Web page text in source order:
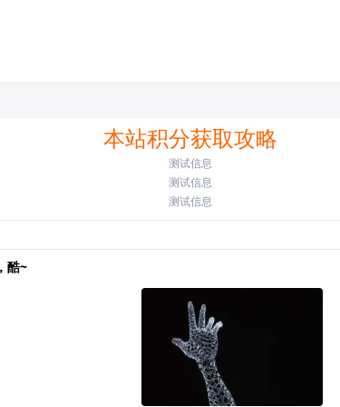
本站积分获取攻略
测试信息
测试信息
测试信息
酷~